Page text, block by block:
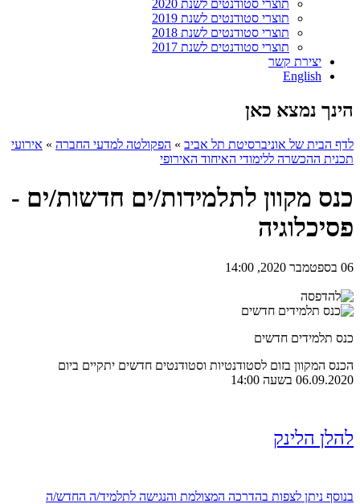
תוצרי סטודנטים לשנת 2020
תוצרי סטודנטים לשנת 2019
תוצרי סטודנטים לשנת 2018
תוצרי סטודנטים לשנת 2017
יצירת קשר
English
הינך נמצא כאן
לדף הבית של אוניברסיטת תל אביב » הפקולטה למדעי החברה » אירועי
תכנית ההכשרה ללימודי האיחוד האירופי
כנס מקוון לתלמידות/ים חדשות/ים -
פסיכלוגיה
06 בספטמבר 2020, 14:00
כנס תלמידים חדשים
הכנס המקוון בזום לסטודנטיות וסטודנטים חדשים יתקיים ביום
06.09.2020 בשעה 14:00
להלן הלינק
בנוסף ניתן לצפות בהדרכה המצולמת והנגישה לתלמיד/ה החדש/ה